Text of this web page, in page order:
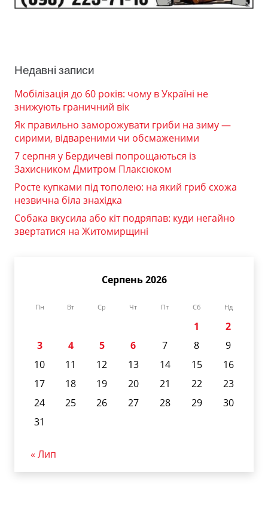
Недавні записи
Мобілізація до 60 років: чому в Україні не
знижують граничний вік
Як правильно заморожувати гриби на зиму —
сирими, відвареними чи обсмаженими
7 серпня у Бердичеві попрощаються із
Захисником Дмитром Плаксюком
Росте купками під тополею: на який гриб схожа
незвична біла знахідка
Собака вкусила або кіт подряпав: куди негайно
звертатися на Житомирщині
Серпень 2026
Пн Вт Ср Чт Пт Сб Нд
1
2
3
4 5 6 7 8
9
10
11 12 13 14 15
16
17
18 19 20 21 22
23
24
25 26 27 28 29
30
31
« Лип